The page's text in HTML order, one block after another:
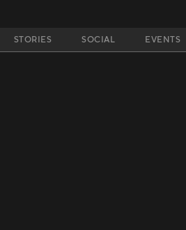
STORIES SOCIAL EVENTS